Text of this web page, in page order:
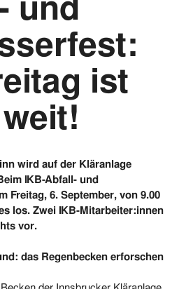
ist
wird auf der Kläranlage
IKB-Abfall- und
Freitag, 6. September, von 9.00
los. Zwei IKB-Mitarbeiter:innen
vor.
das Regenbecken erforschen